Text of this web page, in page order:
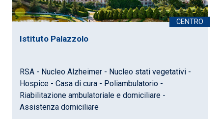
Istituto Palazzolo
RSA - Nucleo Alzheimer - Nucleo stati vegetativi -
Hospice - Casa di cura - Poliambulatorio -
Riabilitazione ambulatoriale e domiciliare -
Assistenza domiciliare